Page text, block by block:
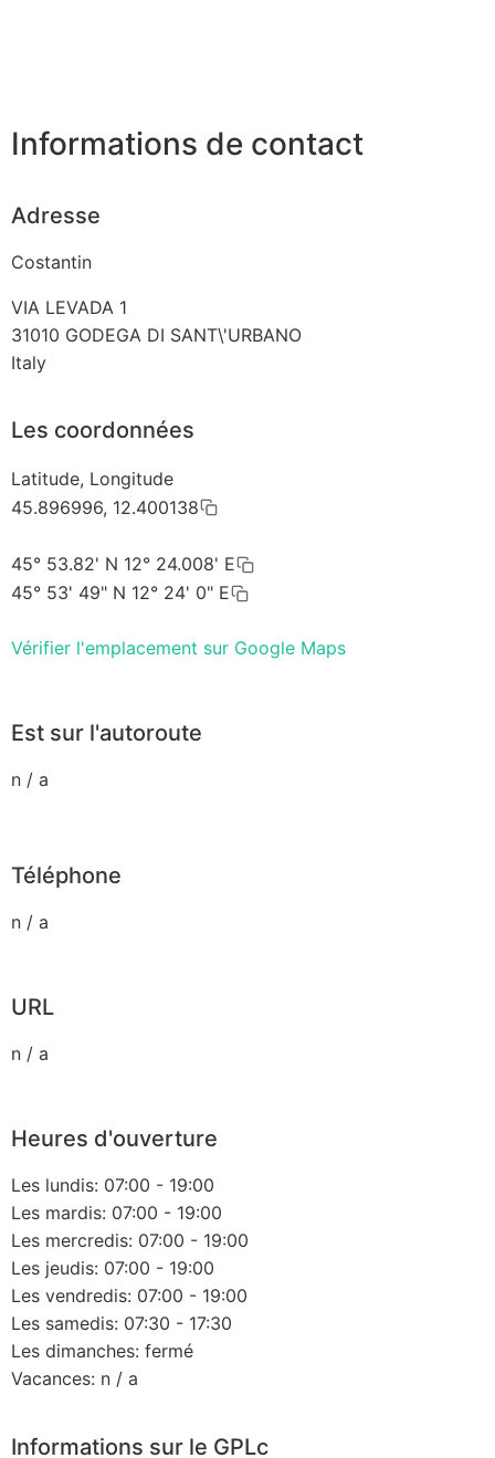
Informations de contact
Adresse
Costantin
VIA LEVADA 1
31010 GODEGA DI SANT\'URBANO
Italy
Les coordonnées
Latitude, Longitude
45.896996, 12.400138
45° 53.82' N 12° 24.008' E
45° 53' 49" N 12° 24' 0" E
Vérifier l'emplacement sur Google Maps
Est sur l'autoroute
n / a
Téléphone
n / a
URL
n / a
Heures d'ouverture
Les lundis: 07:00 - 19:00
Les mardis: 07:00 - 19:00
Les mercredis: 07:00 - 19:00
Les jeudis: 07:00 - 19:00
Les vendredis: 07:00 - 19:00
Les samedis: 07:30 - 17:30
Les dimanches: fermé
Vacances: n / a
Informations sur le GPLc